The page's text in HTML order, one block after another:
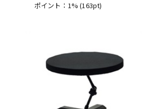
ポイント：1%(163pt)